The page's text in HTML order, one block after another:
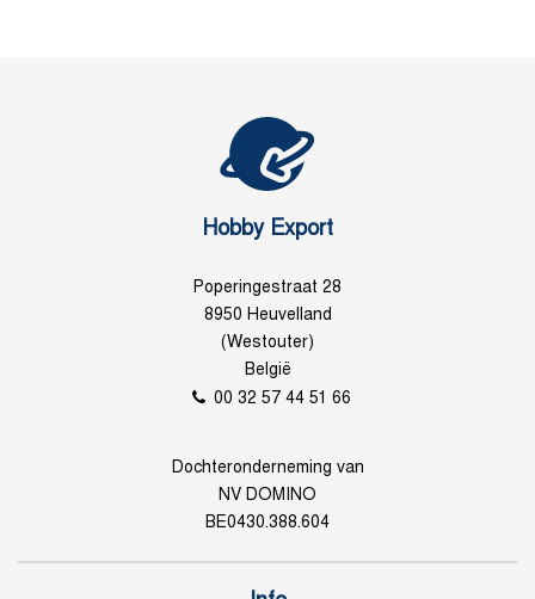
Hobby Export
Poperingestraat 28
8950 Heuvelland
(Westouter)
België
00 32 57 44 51 66
Dochteronderneming van
NV DOMINO
BE0430.388.604